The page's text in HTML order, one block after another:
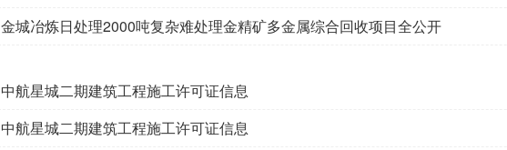
金城冶炼日处理2000吨复杂难处理金精矿多金属综合回收项目全公开
中航星城二期建筑工程施工许可证信息
中航星城二期建筑工程施工许可证信息